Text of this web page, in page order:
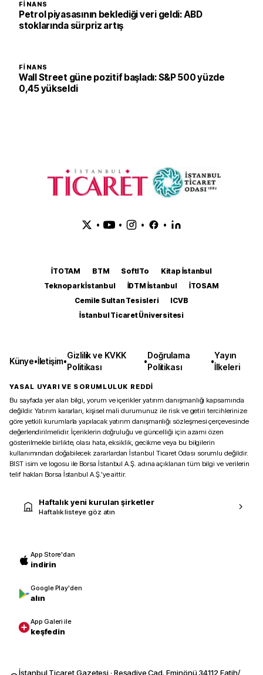
FINANS
Petrol piyasasının beklediği veri geldi: ABD
stoklarında sürpriz artış
FINANS
Wall Street güne pozitif başladı: S&P 500 yüzde
0,45 yükseldi
• • • •
İTOTAM BTM SoftITo
Kitap İstanbul
Teknopark İstanbul
İDTM İstanbul
İTOSAM
Cemile Sultan Tesisleri
ICVB
İstanbul Ticaret Üniversitesi
Künye•İletişim•
Gizlilik ve KVKK
Politikası
•
Doğrulama
Politikası
•
Yayın
İlkeleri
YASAL UYARI VE SORUMLULUK REDDİ
Bu sayfada yer alan bilgi, yorum ve içerikler yatırım danışmanlığı kapsamında
değildir. Yatırım kararları, kişisel mali durumunuz ile risk ve getiri tercihlerinize
göre yetkili kurumlarla yapılacak yatırım danışmanlığı sözleşmesi çerçevesinde
değerlendirilmelidir. İçeriklerin doğruluğu ve güncelliği için azami özen
gösterilmekle birlikte, olası hata, eksiklik, gecikme veya bu bilgilerin
kullanımından doğabilecek zararlardan İstanbul Ticaret Odası sorumlu değildir.
BIST isim ve logosu ile Borsa İstanbul A.Ş. adına açıklanan tüm bilgi ve verilerin
telif hakları Borsa İstanbul A.Ş.’ye aittir.
Haftalık yeni kurulan şirketler
Haftalık listeye göz atın
App Store'dan
indirin
Google Play'den
alın
App Galeri ile
keşfedin
İstanbul Ticaret Gazetesi · Reşadiye Cad. Eminönü 34112 Fatih/